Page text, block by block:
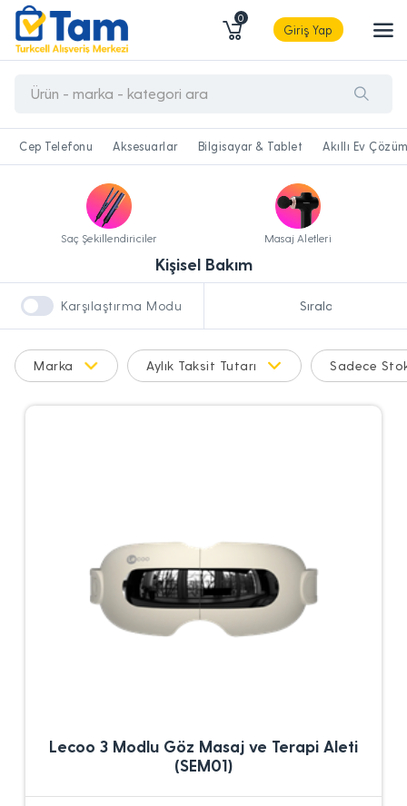
0
Giriş Yap
Cep Telefonu Aksesuarlar Bilgisayar & Tablet Akıllı Ev
Saç Şekillendiriciler Masaj Aletleri
Kişisel Bakım
Karşılaştırma Modu
Lecoo 3 Modlu Göz Masaj ve Terapi Aleti
(SEM01)
Marka Aylık Taksit Tutarı Sadece